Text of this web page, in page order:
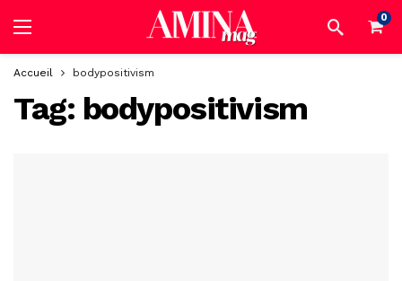
0
Accueil bodypositivism
Tag: bodypositivism